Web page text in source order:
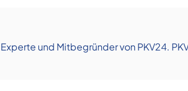
und Mitbegründer von PKV24.